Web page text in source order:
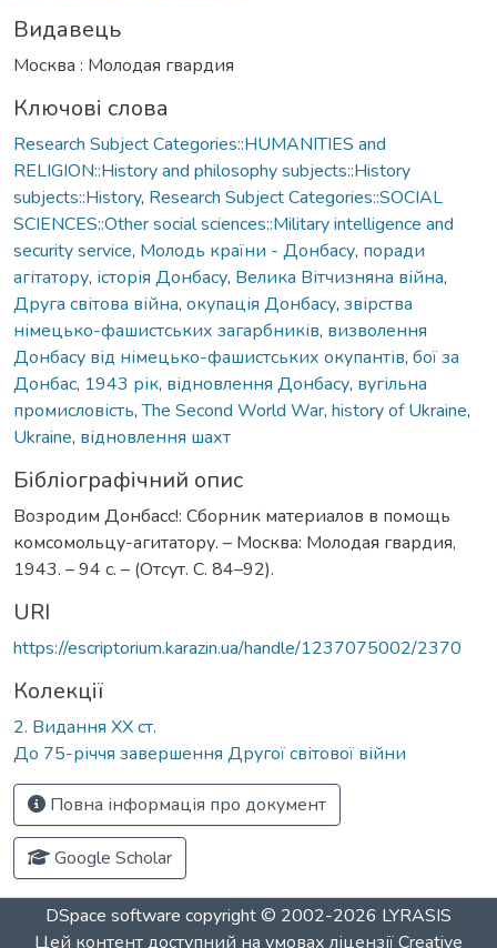
Видавець
Москва : Молодая гвардия
Ключові слова
Research Subject Categories::HUMANITIES and
RELIGION::History and philosophy subjects::History
subjects::History, Research Subject Categories::SOCIAL
SCIENCES::Other social sciences::Military intelligence and
security service, Молодь країни - Донбасу, поради
агітатору, історія Донбасу, Велика Вітчизняна війна,
Друга світова війна, окупація Донбасу, звірства
німецько-фашистських загарбників, визволення
Донбасу від німецько-фашистських окупантів, бої за
Донбас, 1943 рік, відновлення Донбасу, вугільна
промисловість,The Second World War, history of Ukraine,
Ukraine, відновлення шахт
Бібліографічний опис
Возродим Донбасс!: Сборник материалов в помощь
комсомольцу-агитатору. – Москва: Молодая гвардия,
1943. – 94 с. – (Отсут. С. 84–92).
URI
https://escriptorium.karazin.ua/handle/1237075002/2370
Колекції
2. Видання ХХ ст.
До 75-річчя завершення Другої світової війни
Повна інформація про документ
Google Scholar
DSpace software copyright © 2002-2026 LYRASIS
Цей контент доступний на умовах ліцензіїCreative